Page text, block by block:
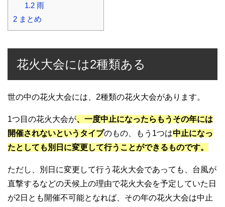
1.2雨
2 まとめ
花火大会には2種類ある
世の中の花火大会には、2種類の花火大会があります。
1つ目の花火大会が、一度中止になったらもうその年には
開催されないというタイプのもの、もう1つは中止になっ
たとしても別日に変更して行うことができるものです。
ただし、別日に変更して行う花火大会であっても、台風が
直撃するなどの天候上の理由で花火大会を予定していた日
が2日とも開催不可能となれば、その年の花火大会は中止